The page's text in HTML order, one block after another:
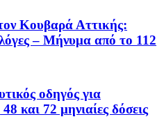
Κουβαρά Αττικής:
– Μήνυμα από το 112
οδηγός για
και 72 μηνιαίες δόσεις